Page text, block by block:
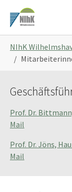
Hauptinhalt
springen
sind
hier:
NIhK
Prof. Dr.
Mail
Prof. Dr. Jöns,
Mail